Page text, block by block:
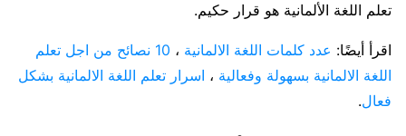
تعلم اللغة الألمانية هو قرار حكيم.
اقرأ أيضًا: عدد كلمات اللغة الالمانية ،
10 نصائح من اجل تعلم
اللغة الالمانية بسهولة وفعالية ، اسرار تعلم اللغة الالمانية بشكل
فعال.